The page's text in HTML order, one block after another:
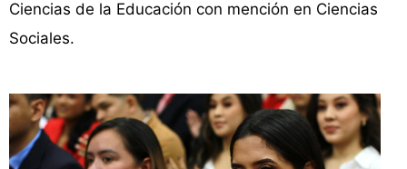
Ciencias de la Educación con mención en Ciencias
Sociales.